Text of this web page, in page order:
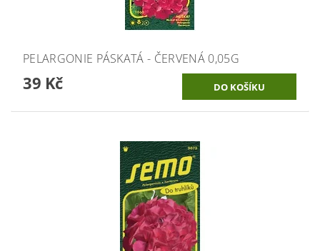
PELARGONIE PÁSKATÁ - ČERVENÁ 0,05G
39 Kč